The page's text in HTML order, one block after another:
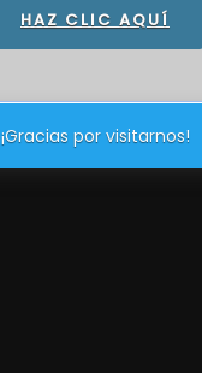
HAZ CLIC AQUÍ
¡Gracias por visitarnos!